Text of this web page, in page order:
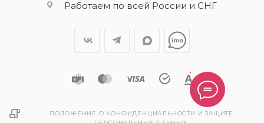
Работаем по всей России и СНГ
ПОЛОЖЕНИЕ О КОНФИДЕНЦИАЛЬНОСТИ И ЗАЩИТЕ